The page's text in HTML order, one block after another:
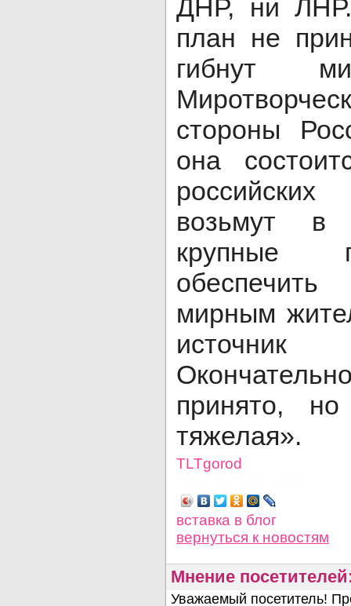
ДНР, ни
план не
гибнут
стороны
она
возьмут в
крупные
мирным
принято,
тяжелая».
TLTgorod
вставка в блог
вернуться к новостям
Мнение